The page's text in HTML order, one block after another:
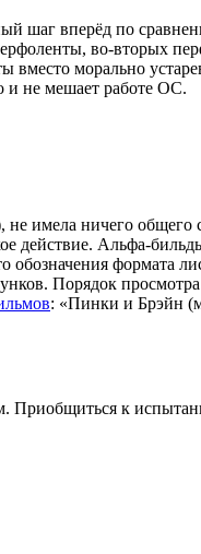
шаг вперёд по
во-вторых
морально
и не мешает работе ОС.
не имела ничего общего
действие. Альфа-
обозначения формата
Порядок
: «Пинки и Брэйн
Приобщиться к